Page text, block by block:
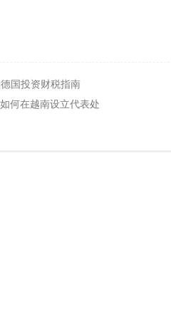
国投资财税指南
何在越南设立代表处